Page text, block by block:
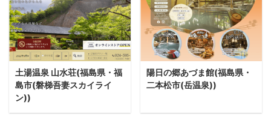
土湯温泉 山水荘(福島県・福
島市(磐梯吾妻スカイライ
ン))
陽日の郷あづま館(福島県・
二本松市(岳温泉))